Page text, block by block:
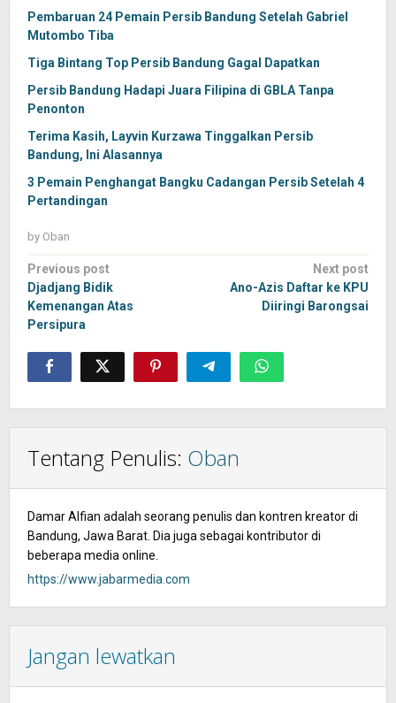
Pembaruan 24 Pemain Persib Bandung Setelah Gabriel
Mutombo Tiba
Tiga Bintang Top Persib Bandung Gagal Dapatkan
Persib Bandung Hadapi Juara Filipina di GBLA Tanpa
Penonton
Terima Kasih, Layvin Kurzawa Tinggalkan Persib
Bandung, Ini Alasannya
3 Pemain Penghangat Bangku Cadangan Persib Setelah 4
Pertandingan
by Oban
Post
navigation
Previous post
Djadjang Bidik
Kemenangan Atas
Persipura
Next post
Ano-Azis Daftar ke KPU
Diiringi Barongsai
Tentang Penulis: Oban
Damar Alfian adalah seorang penulis dan kontren kreator di
Bandung, Jawa Barat. Dia juga sebagai kontributor di
beberapa media online.
https://www.jabarmedia.com
Jangan lewatkan